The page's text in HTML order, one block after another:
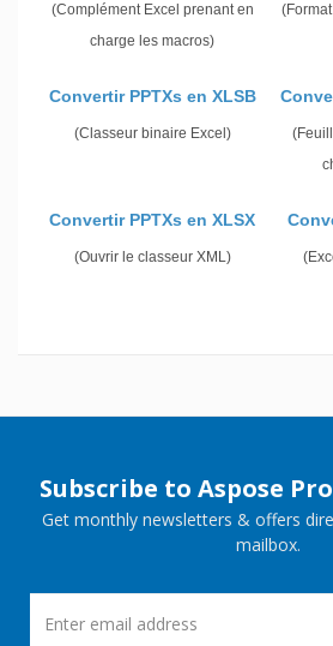
(Complément Excel prenant en
charge les macros)
Convertir PPTXs en XLSB
(Classeur binaire Excel)
Convertir PPTXs en XLSX
(Ouvrir le classeur XML)
Subscribe to Aspose
Get monthly newsletters & offers
mailbox.